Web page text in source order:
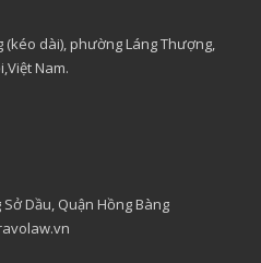
(kéo dài), phường Láng Thượng,
Nam.
Dầu, Quận Hồng Bàng